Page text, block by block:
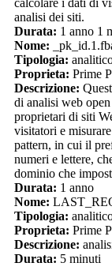
calcolare i dati di
analisi dei siti.
Durata: 1 anno 1
Nome:
Tipologia:
Proprieta: Prime
Descrizione:
di analisi web
proprietari di siti
visitatori e
pattern, in cui il
numeri e lettere,
dominio che
Durata: 1 anno
Nome:
Tipologia:
Proprieta: Prime
Descrizione:
Durata: 5 minuti